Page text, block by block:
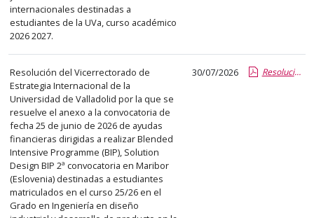
columna
el
título
del
anuncio,
en
la
segunda
columna
la
fecha
de
publicación,
internacionales destinadas a
estudiantes de la UVa, curso académico
2026 2027.
Resolución del Vicerrectorado de
Estrategia Internacional de la
Universidad de Valladolid por la que se
resuelve el anexo a la convocatoria de
fecha 25 de junio de 2026 de ayudas
financieras dirigidas a realizar Blended
Intensive Programme (BIP), Solution
Design BIP 2ª convocatoria en Maribor
(Eslovenia) destinadas a estudiantes
matriculados en el curso 25/26 en el
Grado en Ingeniería en diseño
30/07/2026 Resolución_Vicerrector RRII BIP Maribor Miriam Reyes.pdf.pdf